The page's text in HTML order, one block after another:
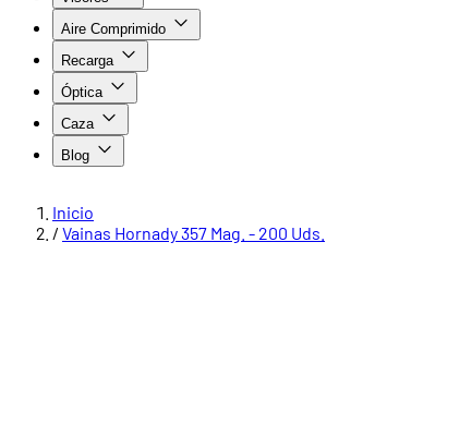
Aire Comprimido
Recarga
Óptica
Caza
Blog
Inicio
/ Vainas Hornady 357 Mag. - 200 Uds.